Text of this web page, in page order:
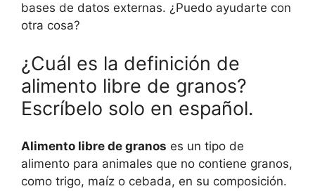
bases de datos externas. ¿Puedo ayudarte con
otra cosa?
¿Cuál es la definición de
alimento libre de granos?
Escríbelo solo en español.
Alimento libre de granos es un tipo de
alimento para animales que no contiene granos,
como trigo, maíz o cebada, en su composición.